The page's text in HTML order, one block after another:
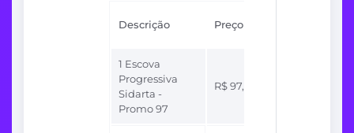
Descrição Preço
1 Escova
Progressiva
Sidarta -
Promo 97
R$ 97,00